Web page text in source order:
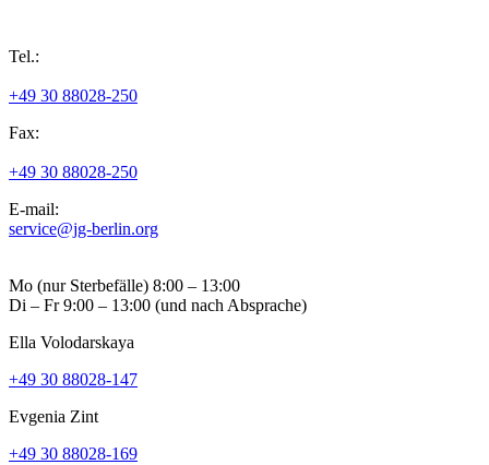
Tel.:
+49 30 88028-250
Fax:
+49 30 88028-250
E-mail:
service@jg-berlin.org
Mo (nur Sterbefälle) 8:00 – 13:00
Di – Fr 9:00 – 13:00 (und nach Absprache)
Ella Volodarskaya
+49 30 88028-147
Evgenia Zint
+49 30 88028-169